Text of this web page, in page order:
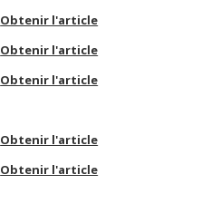
Obtenir l'article
Obtenir l'article
Obtenir l'article
Obtenir l'article
Obtenir l'article